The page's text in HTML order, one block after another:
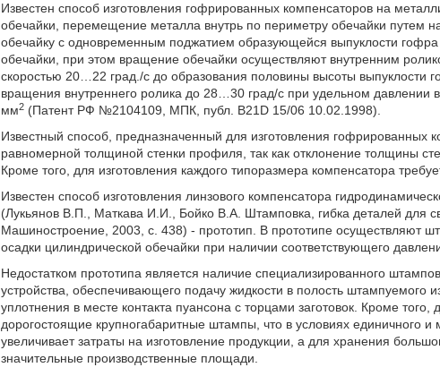
Известен способ изготовления гофрированных компенсаторов на
обечайки, перемещение металла внутрь по периметру обечайки путем
обечайку с одновременным поджатием образующейся выпуклости
обечайки, при этом вращение обечайки осуществляют внутренним
скоростью 20…22 град./с до образования половины высоты выпуклости
вращения внутреннего ролика до 28…30 град/с при удельном давлении
мм2 (Патент РФ №2104109, МПК, публ. B21D 15/06 10.02.1998).
Известный способ, предназначенный для изготовления гофрированных
равномерной толщиной стенки профиля, так как отклонение толщины
Кроме того, для изготовления каждого типоразмера компенсатора
Известен способ изготовления линзового компенсатора
(Лукьянов В.П., Маткава И.И., Бойко В.А. Штамповка, гибка деталей для
Машиностроение, 2003, с. 438) - прототип. В прототипе осуществляют
осадки цилиндрической обечайки при наличии соответствующего
Недостатком прототипа является наличие специализированного
устройства, обеспечивающего подачу жидкости в полость
уплотнения в месте контакта пуансона с торцами заготовок. Кроме
дорогостоящие крупногабаритные штампы, что в условиях единичного и
увеличивает затраты на изготовление продукции, а для хранения
значительные производственные площади.